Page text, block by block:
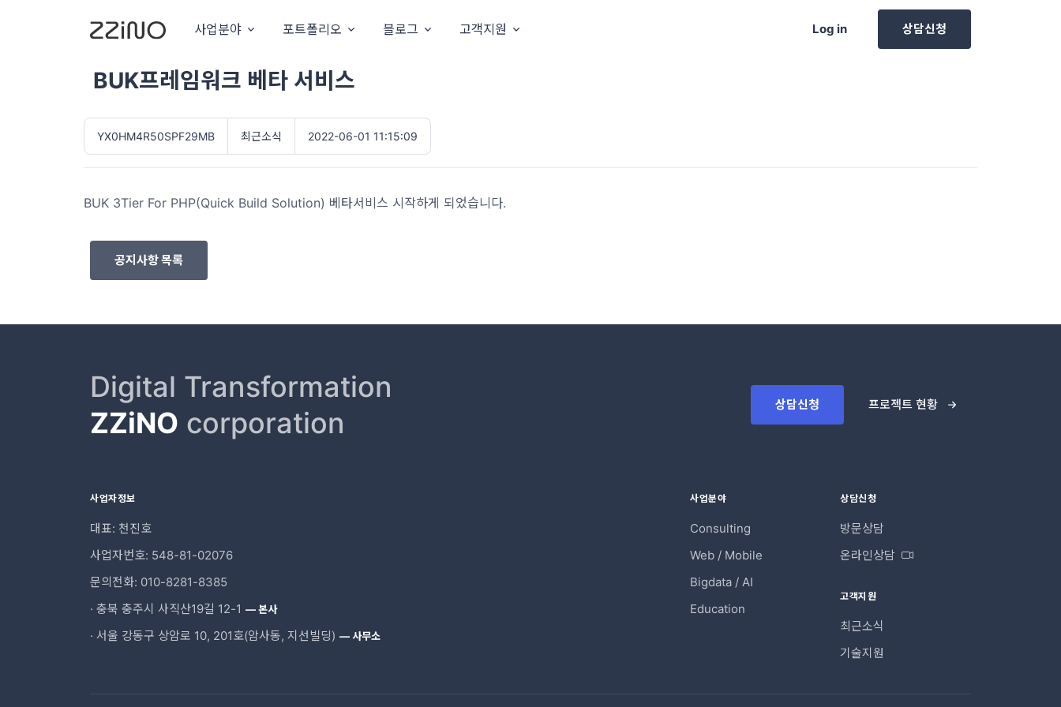
사업분야 포트폴리오 블로그 고객지원 Log in 상담신청
BUK프레임워크 베타 서비스
YX0HM4R50SPF29MB 최근소식 2022-06-01 11:15:09
BUK 3Tier For PHP(Quick Build Solution) 베타서비스 시작하게 되었습니다.
공지사항 목록
Digital Transformation
ZZiNO corporation
상담신청 프로젝트 현황
사업자정보
대표: 천진호
사업자번호: 548-81-02076
문의전화: 010-8281-8385
· 충북 충주시 사직산19길 12-1 — 본사
· 서울 강동구 상암로 10, 201호(암사동, 지선빌딩) — 사무소
사업분야
Consulting
Web / Mobile
Bigdata / AI
Education
상담신청
방문상담
온라인상담
고객지원
최근소식
기술지원